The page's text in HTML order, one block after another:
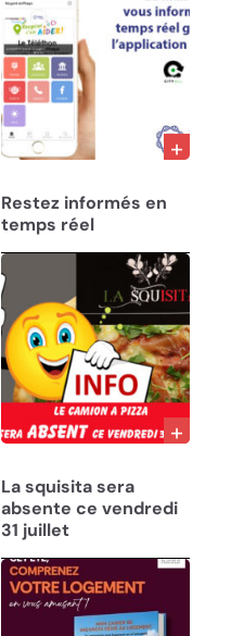
Restez informés en
temps réel
La squisita sera
absente ce vendredi
31 juillet